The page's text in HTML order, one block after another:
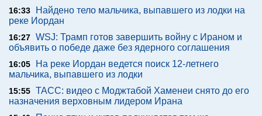
16:33
Найдено тело мальчика, выпавшего из лодки на
реке Иордан
16:27 WSJ: Трамп готов завершить войну с Ираном и
объявить о победе даже без ядерного соглашения
16:05
На реке Иордан ведется поиск 12-летнего
мальчика, выпавшего из лодки
15:55 ТАСС: видео с Моджтабой Хаменеи снято до его
назначения верховным лидером Ирана